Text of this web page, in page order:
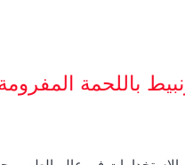
باللحمة